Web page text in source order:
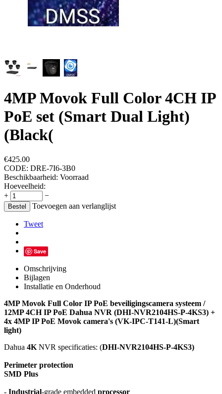
4MP Movok Full Color 4CH IP
PoE set (Smart Dual Light)
(Black(
€425.00
CODE: DRE-7I6-3B0
Beschikbaarheid: Voorraad
Hoeveelheid:
+
−
Bestel Toevoegen aan verlanglijst
Tweet
Save
Omschrijving
Bijlagen
Installatie en Onderhoud
4MP Movok Full Color IP PoE beveiligingscamera systeem /
12MP 4CH IP PoE Dahua NVR (DHI-NVR2104HS-P-4KS3) +
4x 4MP IP PoE Movok camera's (VK-IPC-T141-L)(Smart
light)
Dahua 4K NVR specificaties: (DHI-NVR2104HS-P-4KS3)
Perimeter protection
SMD Plus
- Industrial-grade embedded processor